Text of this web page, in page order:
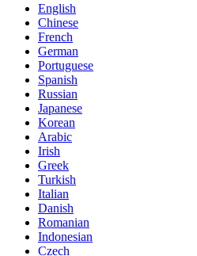
English
Chinese
French
German
Portuguese
Spanish
Russian
Japanese
Korean
Arabic
Irish
Greek
Turkish
Italian
Danish
Romanian
Indonesian
Czech